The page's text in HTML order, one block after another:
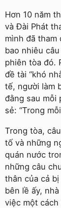
Hơn 10 năm
và Đài Phát
mình đã tham
bao nhiêu
phiên tòa đó.
đề tài “khó
tế, người làm
đằng sau mỗi
sẻ: “Trong
Trong tòa,
tố và những
quán nước
những câu
thân của cả
bên lề ấy,
việc một